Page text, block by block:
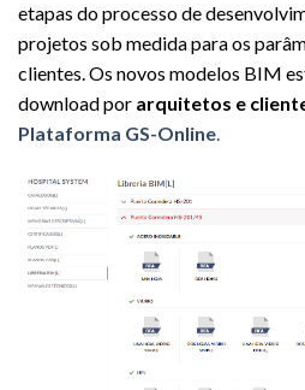
etapas do processo de
projetos sob medida para os
clientes. Os novos modelos BIM
download por arquitetos e
Plataforma GS-Online.